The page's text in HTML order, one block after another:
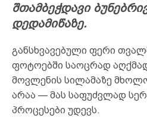
შთამბეჭდავი
დედამიწაზე.
განსხვავებული ფერი
ფოტოებში საოცრად
მოვლენის სილამაზე
არაა — მას საფუძვლად
პროცესები უდევს.